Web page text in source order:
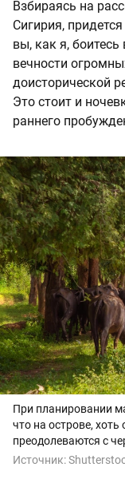
Взбираясь на
Сигирия,
вы, как я,
вечности
доисторической
Это стоит и
раннего
При планировании
что на острове,
преодолеваются с
Источник: